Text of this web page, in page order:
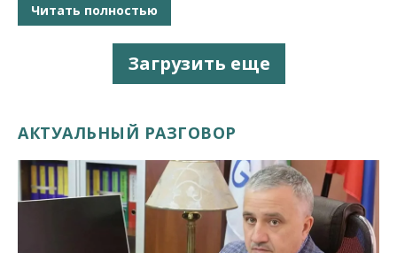
Читать полностью
Загрузить еще
АКТУАЛЬНЫЙ РАЗГОВОР